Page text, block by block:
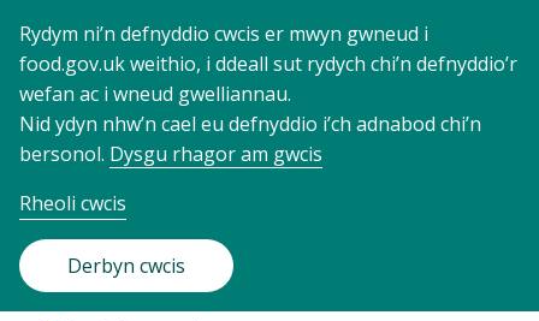
Rydym ni’n defnyddio cwcis er mwyn gwneud i
food.gov.uk weithio, i ddeall sut rydych chi’n defnyddio’r
wefan ac i wneud gwelliannau.
Nid ydyn nhw’n cael eu defnyddio i’ch adnabod chi’n
bersonol. Dysgu rhagor am gwcis
Rheoli cwcis
Derbyn cwcis